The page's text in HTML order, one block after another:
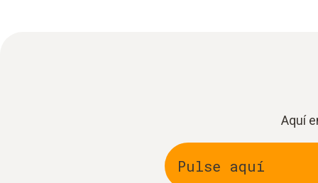
Aquí
Pulse aquí